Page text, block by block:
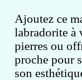
Ajoutez ce
labradorite à
pierres ou
proche pour
son